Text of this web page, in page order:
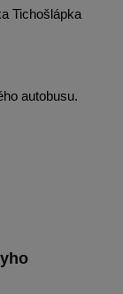
Tichošlápka
autobusu.